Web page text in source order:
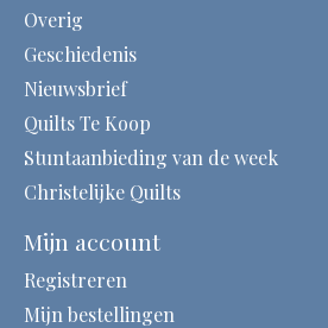
Overig
Geschiedenis
Nieuwsbrief
Quilts Te Koop
Stuntaanbieding van de week
Christelijke Quilts
Mijn account
Registreren
Mijn bestellingen